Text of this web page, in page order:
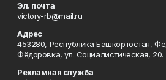
Эл. почта
victory-rb@mail.ru
Адрес
453280, Республика Башкортостан,
Фёдоровка, ул. Социалистическая, 20.
Рекламная служба